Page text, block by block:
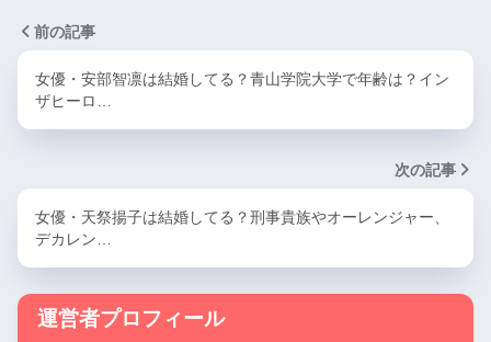
前の記事
女優・安部智凛は結婚してる？青山学院大学で年齢は？イン
ザヒーロ…
次の記事
女優・天祭揚子は結婚してる？刑事貴族やオーレンジャー、
デカレン…
運営者プロフィール